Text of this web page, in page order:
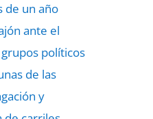
de un año
ante el
políticos
de las
y